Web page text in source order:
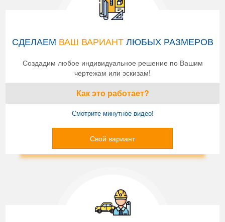
СДЕЛАЕМ ВАШ ВАРИАНТЛЮБЫХ РАЗМЕРОВ
Создадим любое индивидуальное решение по Вашим
чертежам или эскизам!
Как это работает?
Смотрите минутное видео!
Свой вариант